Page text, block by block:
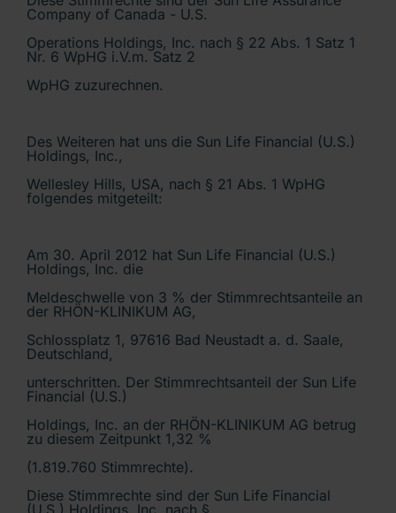
Company of Canada - U.S.
Operations Holdings, Inc. nach § 22 Abs. 1 Satz 1
Nr. 6 WpHG i.V.m. Satz 2
WpHG zuzurechnen.
Des Weiteren hat uns die Sun Life Financial (U.S.)
Holdings, Inc.,
Wellesley Hills, USA, nach § 21 Abs. 1 WpHG
folgendes mitgeteilt:
Am 30. April 2012 hat Sun Life Financial (U.S.)
Holdings, Inc. die
Meldeschwelle von 3 % der Stimmrechtsanteile an
der RHÖN-KLINIKUM AG,
Schlossplatz 1, 97616 Bad Neustadt a. d. Saale,
Deutschland,
unterschritten. Der Stimmrechtsanteil der Sun Life
Financial (U.S.)
Holdings, Inc. an der RHÖN-KLINIKUM AG betrug
zu diesem Zeitpunkt 1,32 %
(1.819.760 Stimmrechte).
Diese Stimmrechte sind der Sun Life Financial